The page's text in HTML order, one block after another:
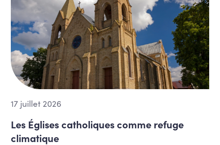
17 juillet 2026
Les Églises catholiques comme refuge
climatique